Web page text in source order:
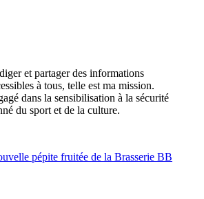
et partager des informations
à tous, telle est ma mission.
dans la sensibilisation à la sécurité
du sport et de la culture.
pépite fruitée de la Brasserie BB